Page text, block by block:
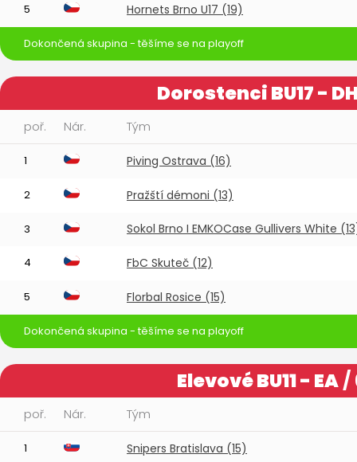
5 Hornets Brno U17 (19)
Dokončená skupina - těšíme se na playoff
Dorostenci BU17 -
poř. Nár. Tým
1 Piving Ostrava (16)
2 Pražští démoni (13)
3 Sokol Brno I EMKOCase Gullivers White
4 FbC Skuteč (12)
5 Florbal Rosice (15)
Dokončená skupina - těšíme se na playoff
Elevové BU11 - EA/
poř. Nár. Tým
1 Snipers Bratislava (15)